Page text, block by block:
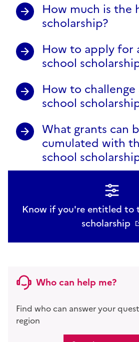
How much is the
scholarship?
How to apply for
school
How to challenge
school
What grants can
cumulated with
school
Know if you're entitled to
scholarship
Who can help me?
Find who can answer your
region